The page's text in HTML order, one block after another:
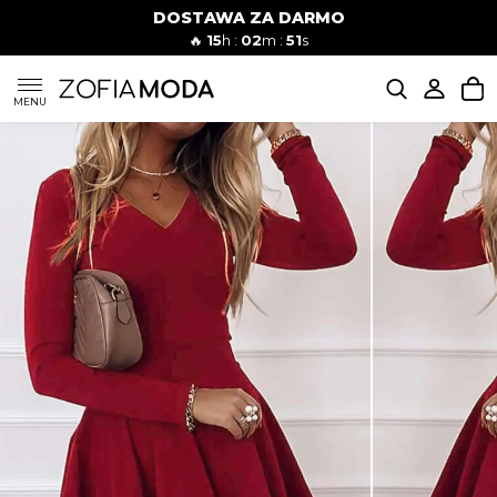
DOSTAWA ZA DARMO
🔥 15h : 02m : 50s
MENU
SUKIENKI
KOMPLETY
JEANSY
MODA PLAŻOWA